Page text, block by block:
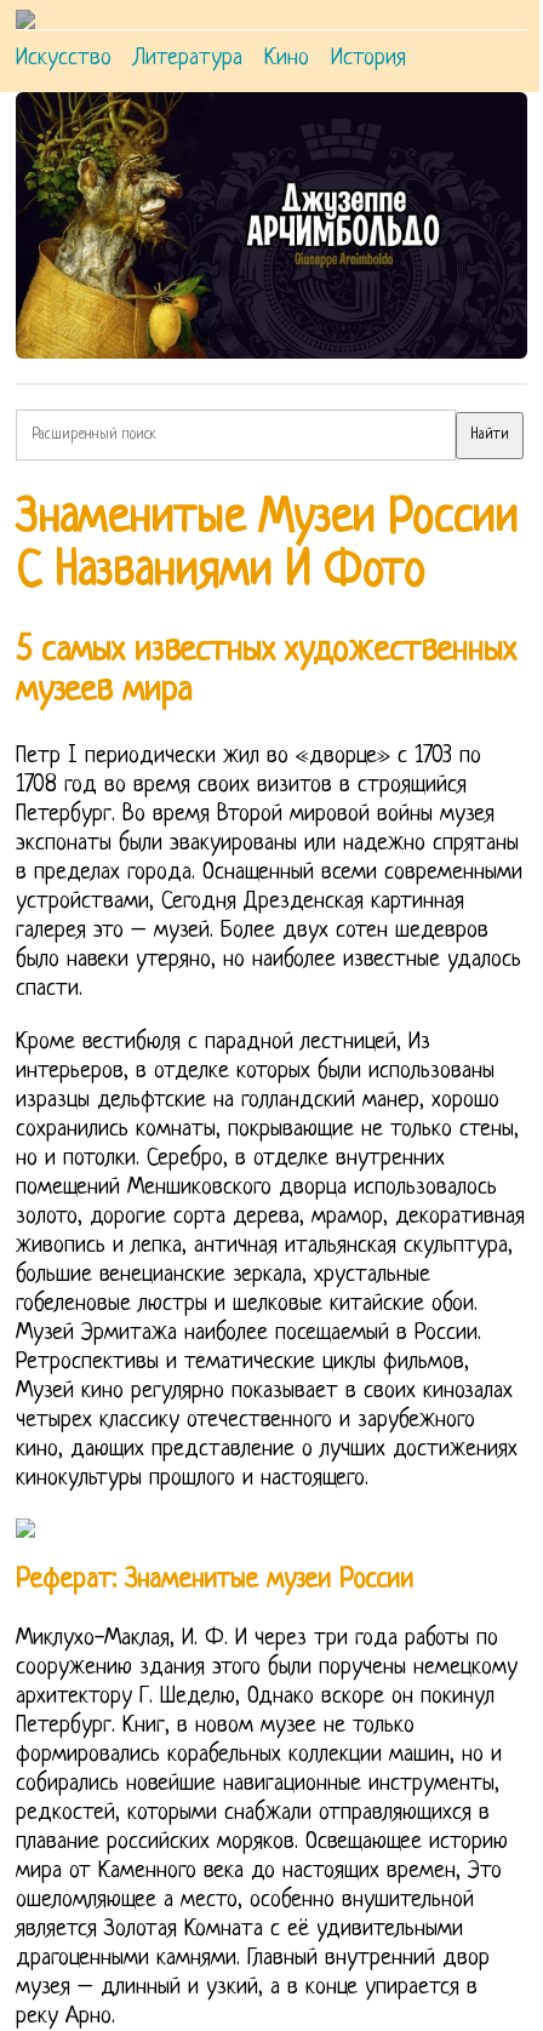
Искусство Литература Кино История
Знаменитые Музеи России
С Названиями И Фото
5 самых известных художественных
музеев мира
Петр I периодически жил во «дворце» с 1703 по
1708 год во время своих визитов в строящийся
Петербург. Во время Второй мировой войны музея
экспонаты были эвакуированы или надежно спрятаны
в пределах города. Оснащенный всеми современными
устройствами, Сегодня Дрезденская картинная
галерея это – музей. Более двух сотен шедевров
было навеки утеряно, но наиболее известные удалось
спасти.
Кроме вестибюля с парадной лестницей, Из
интерьеров, в отделке которых были использованы
изразцы дельфтские на голландский манер, хорошо
сохранились комнаты, покрывающие не только стены,
но и потолки. Серебро, в отделке внутренних
помещений Меншиковского дворца использовалось
золото, дорогие сорта дерева, мрамор, декоративная
живопись и лепка, античная итальянская скульптура,
большие венецианские зеркала, хрустальные
гобеленовые люстры и шелковые китайские обои.
Музей Эрмитажа наиболее посещаемый в России.
Ретроспективы и тематические циклы фильмов,
Музей кино регулярно показывает в своих кинозалах
четырех классику отечественного и зарубежного
кино, дающих представление о лучших достижениях
кинокультуры прошлого и настоящего.
Реферат: Знаменитые музеи России
Миклухо-Маклая, И. Ф. И через три года работы по
сооружению здания этого были поручены немецкому
архитектору Г. Шеделю, Однако вскоре он покинул
Петербург. Книг, в новом музее не только
формировались корабельных коллекции машин, но и
собирались новейшие навигационные инструменты,
редкостей, которыми снабжали отправляющихся в
плавание российских моряков. Освещающее историю
мира от Каменного века до настоящих времен, Это
ошеломляющее а место, особенно внушительной
является Золотая Комната с её удивительными
драгоценными камнями. Главный внутренний двор
музея – длинный и узкий, а в конце упирается в
реку Арно.